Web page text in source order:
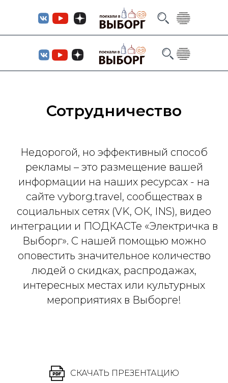
Сотрудничество
Недорогой, но эффективный способ
рекламы – это размещение вашей
информации на наших ресурсах - на
сайте vyborg.travel, сообществах в
социальных сетях (VK, ОК, INS), видео
интеграции и ПОДКАСТе «Электричка в
Выборг». С нашей помощью можно
оповестить значительное количество
людей о скидках, распродажах,
интересных местах или культурных
мероприятиях в Выборге!
СКАЧАТЬ ПРЕЗЕНТАЦИЮ